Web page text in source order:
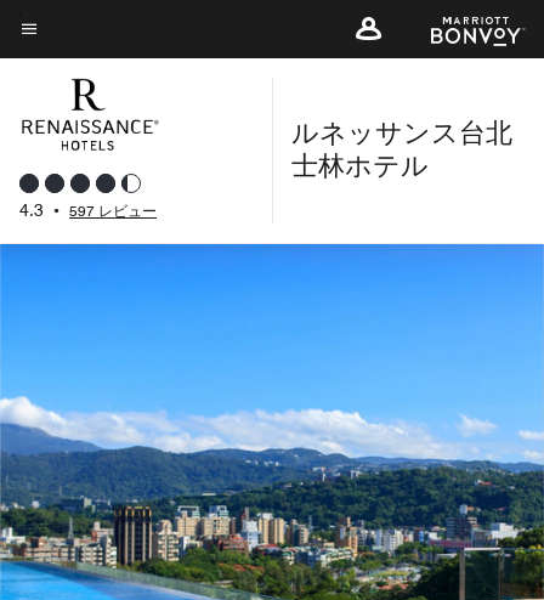
Skip
to
content
メニューのテキスト
4.3 • 597 レビュー
ルネッサンス台北
士林ホテル